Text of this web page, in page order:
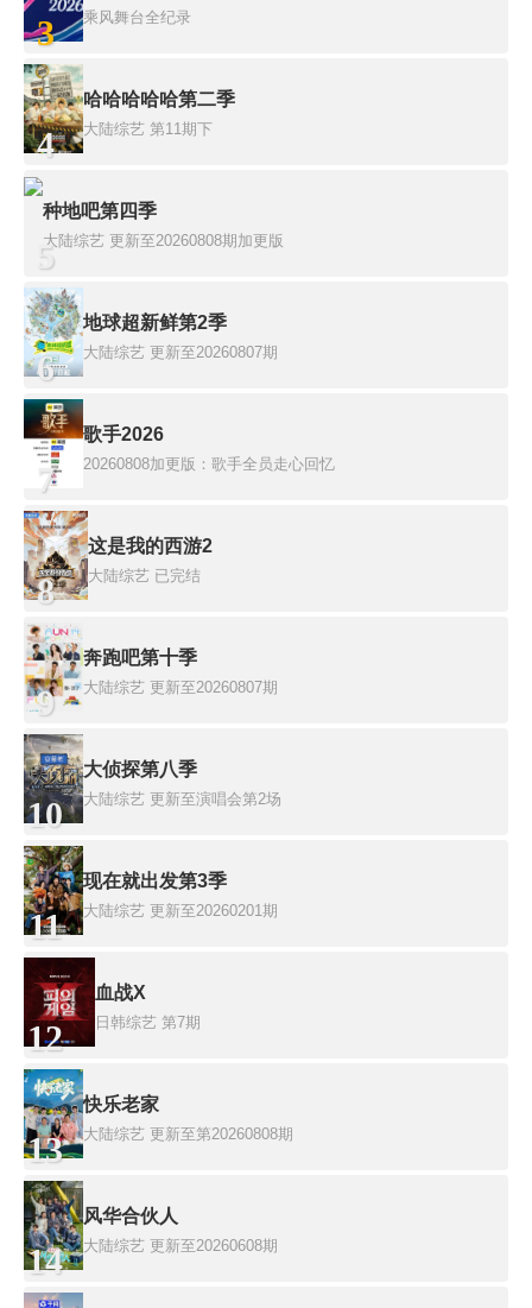
3 乘风舞台全纪录
4
哈哈哈哈哈第二季
大陆综艺 第11期下
5
种地吧第四季
大陆综艺 更新至20260808期加更版
6
地球超新鲜第2季
大陆综艺 更新至20260807期
7
歌手2026
20260808加更版：歌手全员走心回忆
8
这是我的西游2
大陆综艺 已完结
9
奔跑吧第十季
大陆综艺 更新至20260807期
10
大侦探第八季
大陆综艺 更新至演唱会第2场
11
现在就出发第3季
大陆综艺 更新至20260201期
12
血战X
日韩综艺 第7期
13
快乐老家
大陆综艺 更新至第20260808期
14
风华合伙人
大陆综艺 更新至20260608期